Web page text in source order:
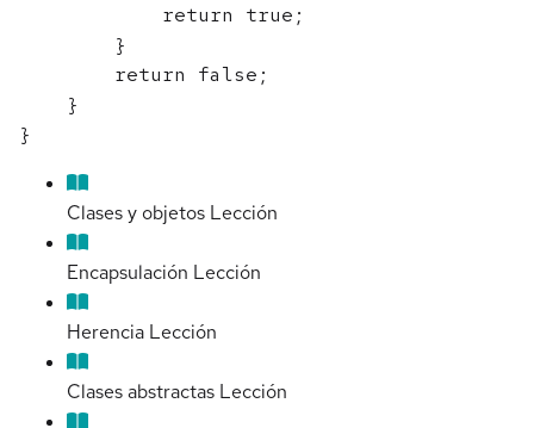
            return true;
        }
        return false;
    }
Clases y objetos Lección
Encapsulación Lección
Herencia Lección
Clases abstractas Lección